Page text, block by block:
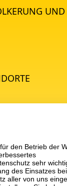
UND
den Betrieb der
sehr
des Einsatzes
aller von uns